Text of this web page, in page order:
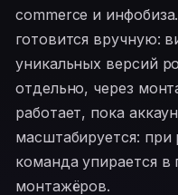
commerce и
готовится вручную:
уникальных версий
отдельно, через
работает, пока
масштабируется: при
команда упирается
монтажёров.